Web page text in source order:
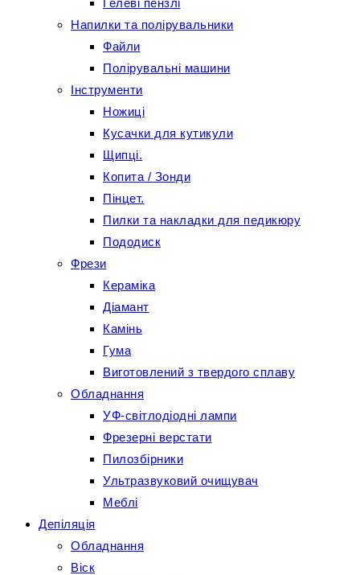
Гелеві пензлі
Напилки та полірувальники
Файли
Полірувальні машини
Інструменти
Ножиці
Кусачки для кутикули
Щипці.
Копита / Зонди
Пінцет.
Пилки та накладки для педикюру
Пододиск
Фрези
Кераміка
Діамант
Камінь
Гума
Виготовлений з твердого сплаву
Обладнання
УФ-світлодіодні лампи
Фрезерні верстати
Пилозбірники
Ультразвуковий очищувач
Меблі
Депіляція
Обладнання
Віск